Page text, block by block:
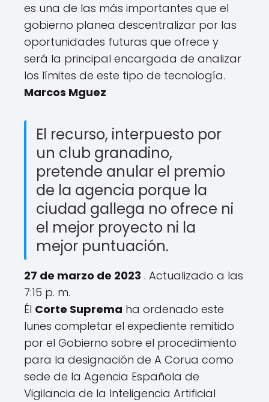
es una de las más importantes que el
gobierno planea descentralizar por las
oportunidades futuras que ofrece y
será la principal encargada de analizar
los límites de este tipo de tecnología.
Marcos Mguez
El recurso, interpuesto por
un club granadino,
pretende anular el premio
de la agencia porque la
ciudad gallega no ofrece ni
el mejor proyecto ni la
mejor puntuación.
27 de marzo de 2023 . Actualizado a las
7:15 p. m.
Él Corte Suprema ha ordenado este
lunes completar el expediente remitido
por el Gobierno sobre el procedimiento
para la designación de A Corua como
sede de la Agencia Española de
Vigilancia de la Inteligencia Artificial